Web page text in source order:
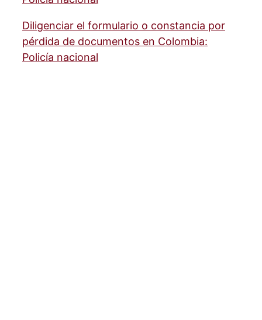
Diligenciar el formulario o constancia por
pérdida de documentos en Colombia:
Policía nacional